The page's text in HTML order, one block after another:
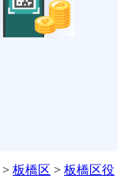
> 板橋区 > 板橋区役